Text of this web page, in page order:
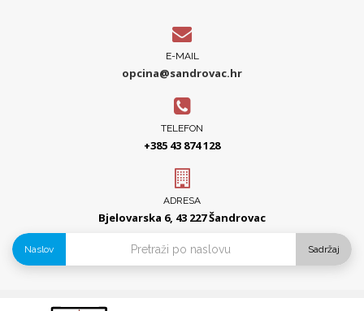
E-MAIL
opcina@sandrovac.hr
TELEFON
+385 43 874 128
ADRESA
Bjelovarska 6, 43 227 Šandrovac
Naslov Sadržaj